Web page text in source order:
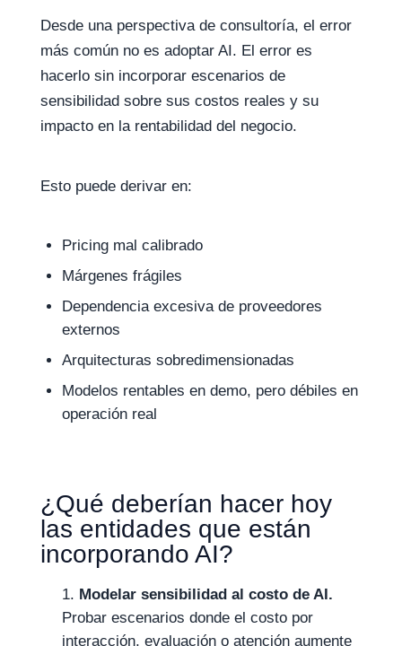
Desde una perspectiva de consultoría, el error
más común no es adoptar AI. El error es
hacerlo sin incorporar escenarios de
sensibilidad sobre sus costos reales y su
impacto en la rentabilidad del negocio.
Esto puede derivar en:
Pricing mal calibrado
Márgenes frágiles
Dependencia excesiva de proveedores
externos
Arquitecturas sobredimensionadas
Modelos rentables en demo, pero débiles en
operación real
¿Qué deberían hacer hoy
las entidades que están
incorporando AI?
Modelar sensibilidad al costo de AI.
Probar escenarios donde el costo por
interacción, evaluación o atención aumente